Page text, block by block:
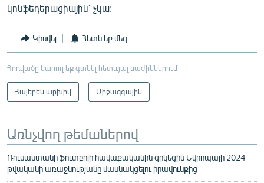
կոնֆեդերացիային՝ չկա:
Կիսվել Հետևեք մեզ
Հոդվածը կարող եք գտնել հետևյալ բաժիններում
Հայերեն արխիվ Միջազգային
Առնչվող թեմաներով
Ռուսաստանի ֆուտբոլի հավաքականին զրկեցին Եվրոպայի 2024
թվականի առաջնությանը մասնակցելու իրավունքից